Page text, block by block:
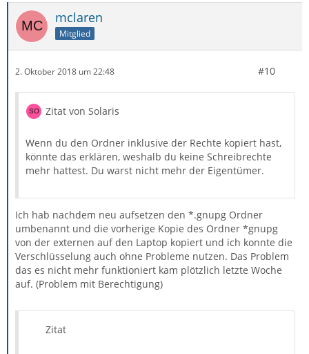
mclaren
Mitglied
2. Oktober 2018 um 22:48 #10
Zitat von Solaris
Wenn du den Ordner inklusive der Rechte kopiert hast,
könnte das erklären, weshalb du keine Schreibrechte
mehr hattest. Du warst nicht mehr der Eigentümer.
Ich hab nachdem neu aufsetzen den *.gnupg Ordner
umbenannt und die vorherige Kopie des Ordner *gnupg
von der externen auf den Laptop kopiert und ich konnte die
Verschlüsselung auch ohne Probleme nutzen. Das Problem
das es nicht mehr funktioniert kam plötzlich letzte Woche
auf. (Problem mit Berechtigung)
Zitat